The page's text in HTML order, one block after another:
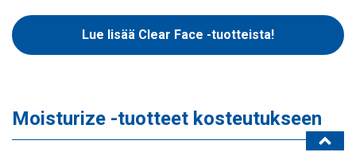
Lue lisää Clear Face -tuotteista!
Moisturize -tuotteet kosteutukseen